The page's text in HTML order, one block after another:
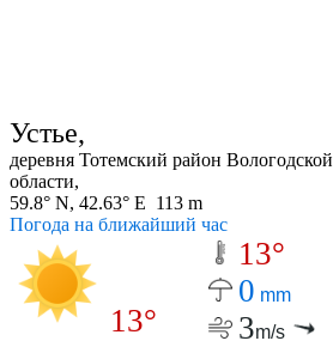
Устье,
деревня Тотемский район Вологодской
области,
59.8° N, 42.63° E 113 m
Погода на ближайший час
13°
13°
0 mm
3m/s